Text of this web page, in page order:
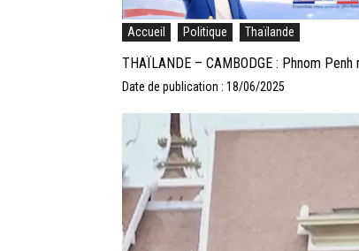
Accueil Politique Thaïlande
THAÏLANDE – CAMBODGE : Phnom
Date de publication : 18/06/2025